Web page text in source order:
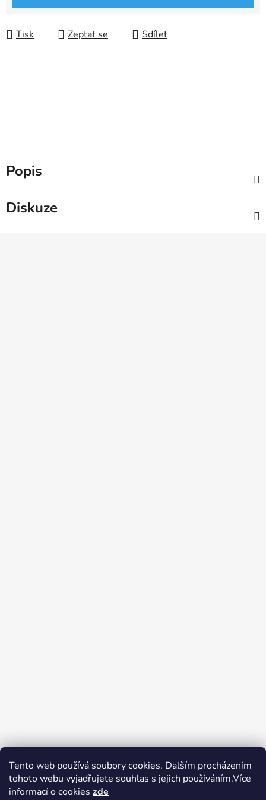
Tento web používá soubory cookies. Dalším procházením
tohoto webu vyjadřujete souhlas s jejich používáním.Více
informací o cookies zde
Tisk Zeptat se Sdílet
Popis
Diskuze
Zboží.cz Heureka.cz Voňavé dárky